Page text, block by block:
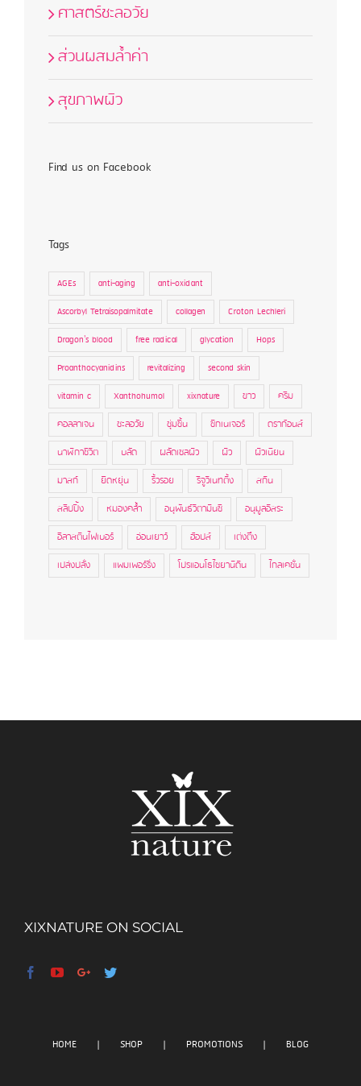
ศาสตร์ชะลอวัย
ส่วนผสมล้ำค่า
สุขภาพผิว
Find us on Facebook
Tags
AGEs anti-aging
anti-oxidant
Ascorbyl Tetraisopalmitate
collagen
Croton Lechleri
Dragon's blood
free radical glycation
Hops
Proanthocyanidins
revitalizing
second skin
vitamin c
Xanthohumol xixnature ขาว
ครีม
คอลลาเจน
ชะลอวัย ชุ่มชื้น ซิกเนเจอร์
ดราก้อนส์
นาฬิกาชีวิต
บลัด ผลัดเซลผิว ผิว
ผิวเนียน
มาสก์
ยืดหยุ่น ริ้วรอย รีจูวิเนทติ้ง
สกิน
สลีปปิ้ง
หมองคล้ำ อนุพันธ์วิตามินซี
อนุมูลอิสระ
อีลาสตินไฟเบอร์
อ่อนเยาว์ ฮ้อปส์
เต่งตึง
เปล่งปลั่ง
แพมเพอร์ริ่ง โปรแอนโธไซยานิดิน ไกลเคชั่น
XIXNATURE ON SOCIAL
HOME SHOP PROMOTIONS BLOG